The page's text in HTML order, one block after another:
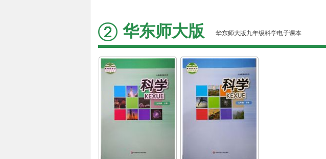
华东师大版 华东师大版九年级科学电子课本